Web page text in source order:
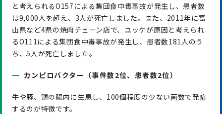
と考えられるO157による集団食中毒事故が発生し、患者数
は9,000人を超え、3人が死亡しました。また、2011年に富
山県など4県の焼肉チェーン店で、ユッケが原因と考えられ
るO111による集団食中毒事故が発生し、患者数181人のう
ち、5人が死亡しました。
カンピロバクター（事件数2位、患者数2位）
牛や豚、鶏の腸内に生息し、100個程度の少ない菌数で発症
するのが特徴です。